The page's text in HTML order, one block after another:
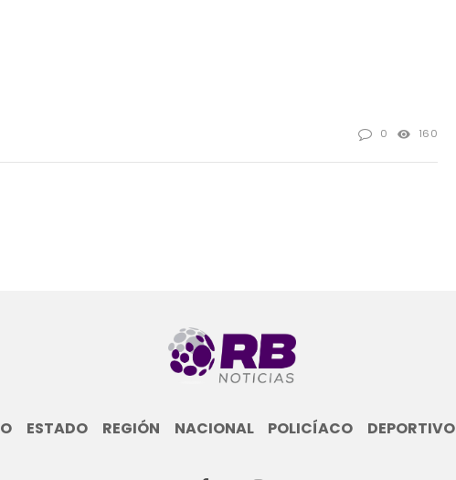
0 160
ESTADO REGIÓN NACIONAL POLICÍACO DEPORTIVO